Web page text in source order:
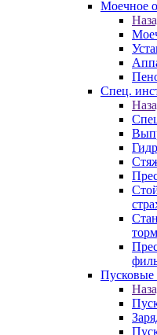
Моечное
Спец.
Пусковые